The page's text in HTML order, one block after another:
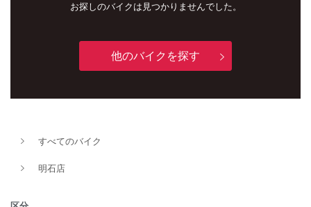
お探しのバイクは見つかりませんでした。
他のバイクを探す
すべてのバイク
明石店
新車
タイプ